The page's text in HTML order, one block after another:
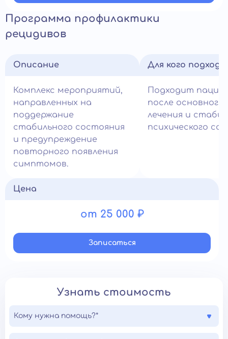
Программа профилактики
рецидивов
Описание
Комплекс мероприятий,
направленных на
поддержание
стабильного состояния
и предупреждение
повторного появления
симптомов.
Для кого
Подходит
после основного
лечения и
психического
Цена
от 25 000 ₽
Записатьcя
Узнать стоимость
Кому нужна помощь?*